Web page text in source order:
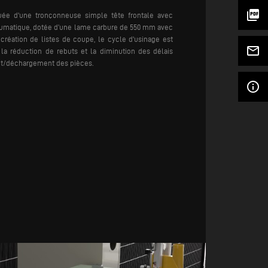
picture_as_pdf
mail_outline
info_outline
d'une tronçonneuse simple tête frontale avec
dotée d’une lame carbure de 550 mm avec
de listes de coupe, le cycle d'usinage est
réduction de rebuts et la diminution des délais
déchargement des pièces.